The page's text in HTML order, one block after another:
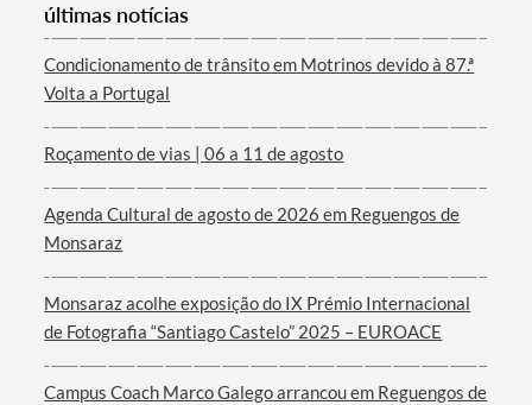
últimas notícias
Condicionamento de trânsito em Motrinos devido à 87.ª
Volta a Portugal
Roçamento de vias | 06 a 11 de agosto
Agenda Cultural de agosto de 2026 em Reguengos de
Monsaraz
Monsaraz acolhe exposição do IX Prémio Internacional
de Fotografia “Santiago Castelo” 2025 – EUROACE
Campus Coach Marco Galego arrancou em Reguengos de